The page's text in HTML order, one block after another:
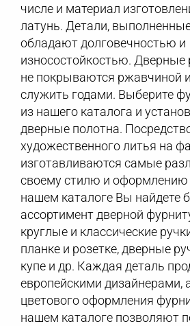
числе и материал
латунь. Детали,
обладают долговечностью и
износостойкостью. Дверные
не покрываются ржавчиной
служить годами. Выберите
из нашего каталога и
дверные полотна.
художественного литья на
изготавливаются самые
своему стилю и оформлению
нашем каталоге Вы найдете
ассортимент дверной
круглые и классические
планке и розетке, дверные
купе и др. Каждая деталь
европейскими дизайнерами,
цветового оформления
нашем каталоге позволяют